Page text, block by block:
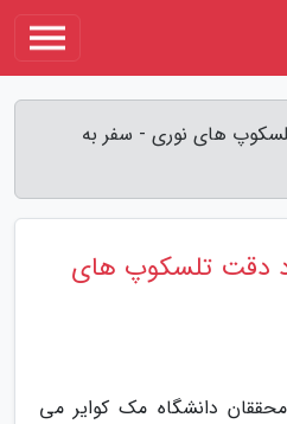
های نوری - سفر به
دقت تلسکوپ های
محققان دانشگاه مک کوایر می